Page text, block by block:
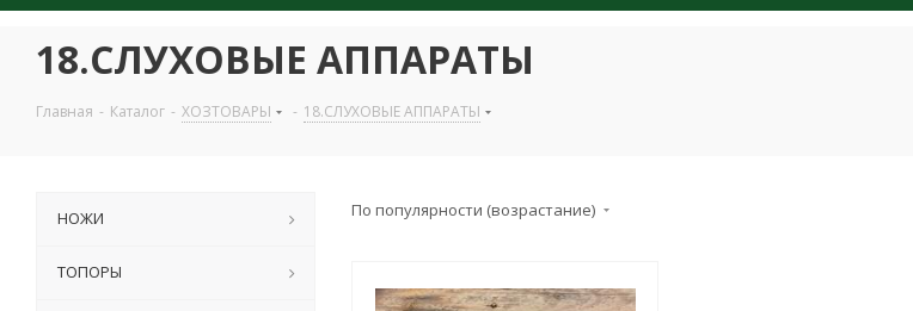
18.СЛУХОВЫЕ АППАРАТЫ
Главная - Каталог - ХОЗТОВАРЫ - 18.СЛУХОВЫЕ АППАРАТЫ
По популярности (возрастание)
НОЖИ
ТОПОРЫ